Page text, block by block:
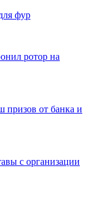
фур
ротор на
призов от банка и
с организации